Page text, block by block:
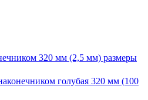
голубая 320 мм (100